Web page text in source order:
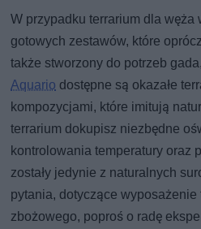
W przypadku terrarium dla węża
gotowych zestawów, które
także stworzony do potrzeb
Aquario dostępne są okazałe
kompozycjami, które imitują
terrarium dokupisz niezbędne
kontrolowania temperatury oraz
zostały jedynie z naturalnych
pytania, dotyczące
zbożowego, poproś o radę